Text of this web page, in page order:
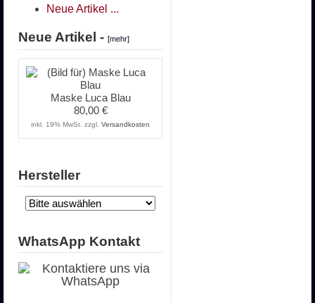
Neue Artikel ...
Neue Artikel - [mehr]
Maske Luca Blau
80,00 €
inkl. 19% MwSt. zzgl. Versandkosten
Hersteller
WhatsApp Kontakt